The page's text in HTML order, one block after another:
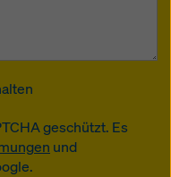
geschützt. Es
und